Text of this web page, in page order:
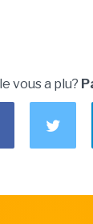
vous a plu?